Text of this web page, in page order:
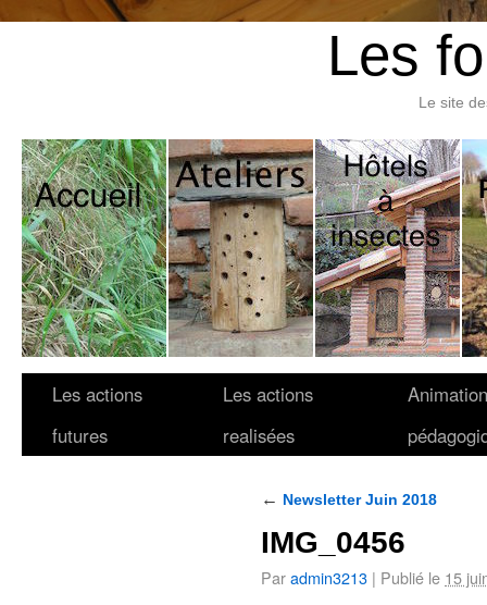
Les
Le site
Les actions
futures
Les actions
realisées
← Newsletter Juin 2018
IMG_0456
Paradmin3213 | Publié le 15